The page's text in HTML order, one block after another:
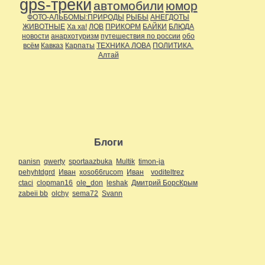
gps-треки автомобили юмор
ФОТО-АЛЬБОМЫ:ПРИРОДЫ РЫБЫ АНЕГДОТЫ
ЖИВОТНЫЕ Ха ха! ЛОВ ПРИКОРМ БАЙКИ БЛЮДА
новости анархотуризм путешествия по россии обо
всём Кавказ Карпаты ТЕХНИКА ЛОВА ПОЛИТИКА.
Алтай
Блоги
panisn qwerty sportaazbuka Multik timon-ja
pehyhtdgrd Иван xoso66rucom Иван
voditeltrez
ctaci clopman16 ole_don leshak Дмитрий БорсКрым
zabeii bb olchy sema72 Svann